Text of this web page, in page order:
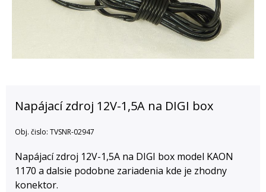
Napájací zdroj 12V-1,5A na DIGI box
Obj. čislo: TVSNR-02947
Napájací zdroj 12V-1,5A na DIGI box model KAON
1170 a dalsie podobne zariadenia kde je zhodny
konektor.